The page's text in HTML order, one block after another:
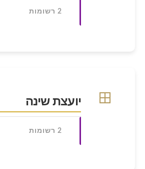
2 רשומות
יועצת שינה
2 רשומות